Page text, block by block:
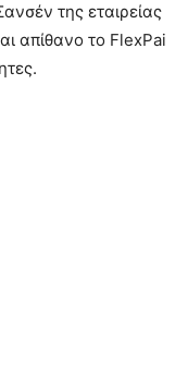
της εταιρείας
απίθανο το FlexPai